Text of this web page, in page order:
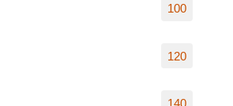
100
120
140